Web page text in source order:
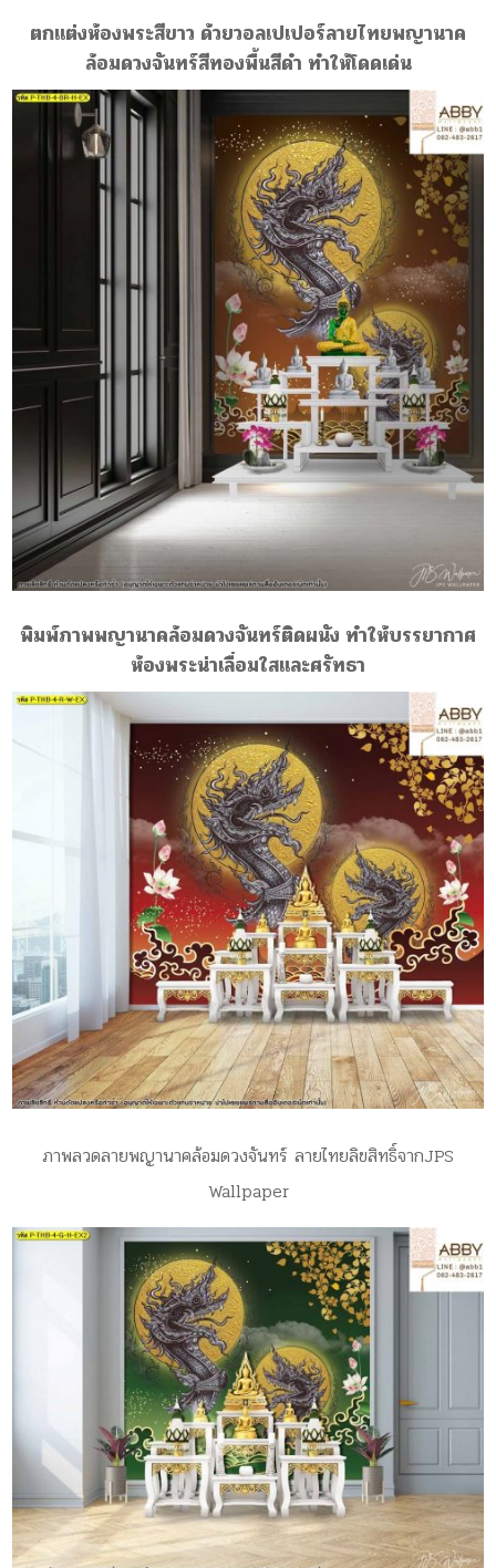
ตกแต่งห้องพระสีขาว ด้วยวอลเปเปอร์ลายไทยพญานาค
ล้อมดวงจันทร์สีทองพื้นสีดำ ทำให้โดดเด่น
พิมพ์ภาพพญานาคล้อมดวงจันทร์ติดผนัง ทำให้บรรยากาศ
ห้องพระน่าเลื่อมใสและศรัทธา
ภาพลวดลายพญานาคล้อมดวงจันทร์ ลายไทยลิขสิทธิ์จากJPS
Wallpaper